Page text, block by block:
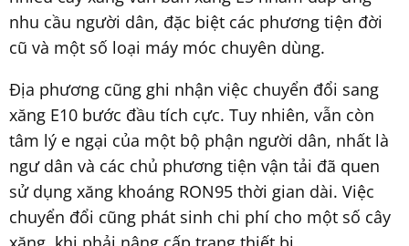
nhu cầu người dân, đặc biệt các phương tiện đời
cũ và một số loại máy móc chuyên dùng.
Địa phương cũng ghi nhận việc chuyển đổi sang
xăng E10 bước đầu tích cực. Tuy nhiên, vẫn còn
tâm lý e ngại của một bộ phận người dân, nhất là
ngư dân và các chủ phương tiện vận tải đã quen
sử dụng xăng khoáng RON95 thời gian dài. Việc
chuyển đổi cũng phát sinh chi phí cho một số cây